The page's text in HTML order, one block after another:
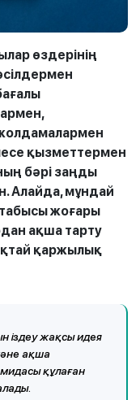
өздерінің
қызметтермен
бәрі заңды
Алайда, мұндай
жоғары
ақша тарту
қаржылық
іздеу жақсы идея
ақша
құлаған